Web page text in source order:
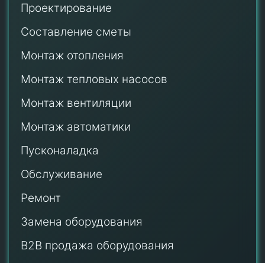
Проектирование
Составление сметы
Монтаж отопления
Монтаж тепловых насосов
Монтаж вентиляции
Монтаж автоматики
Пусконаладка
Обслуживание
Ремонт
Замена оборудования
B2B продажа оборудования